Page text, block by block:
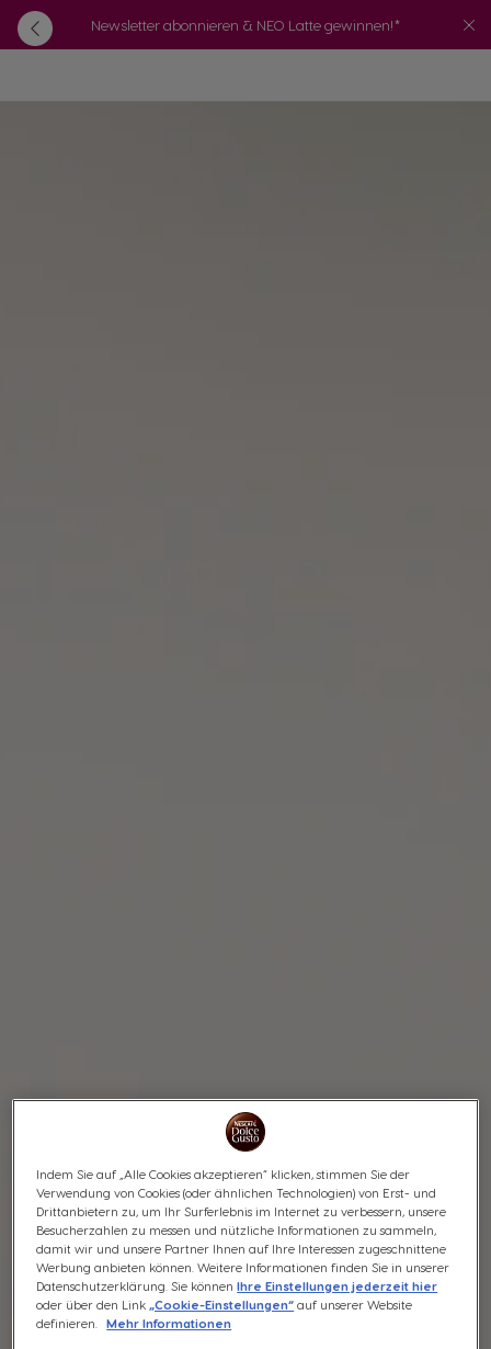
Newsletter abonnieren & NEO Latte gewinnen!*
Indem Sie auf „Alle Cookies akzeptieren“ klicken, stimmen Sie der
Verwendung von Cookies (oder ähnlichen Technologien) von Erst- und
Drittanbietern zu, um Ihr Surferlebnis im Internet zu verbessern, unsere
Besucherzahlen zu messen und nützliche Informationen zu sammeln,
damit wir und unsere Partner Ihnen auf Ihre Interessen zugeschnittene
Werbung anbieten können. Weitere Informationen finden Sie in unserer
Datenschutzerklärung. Sie könnenIhre Einstellungen jederzeit hier
oder über den Link „Cookie-Einstellungen“ auf unserer Website
definieren.
Mehr Informationen